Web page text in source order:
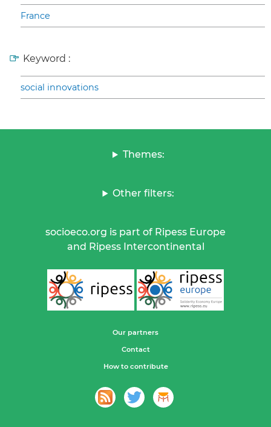
France
Keyword :
social innovations
Themes:
Other filters:
socioeco.org is part of Ripess Europe
and Ripess Intercontinental
Our partners
Contact
How to contribute